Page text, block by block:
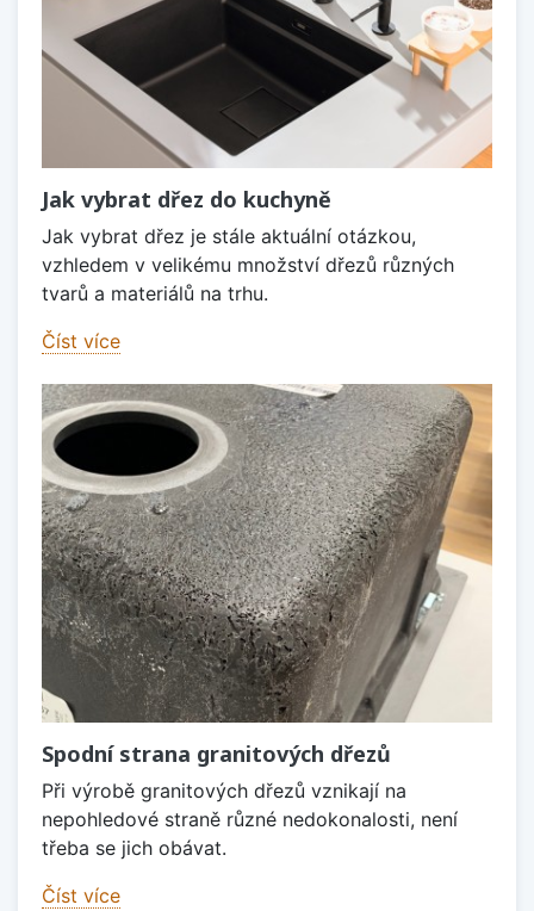
Jak vybrat dřez do kuchyně
Jak vybrat dřez je stále aktuální otázkou,
vzhledem v velikému množství dřezů různých
tvarů a materiálů na trhu.
Číst více
Spodní strana granitových dřezů
Při výrobě granitových dřezů vznikají na
nepohledové straně různé nedokonalosti, není
třeba se jich obávat.
Číst více